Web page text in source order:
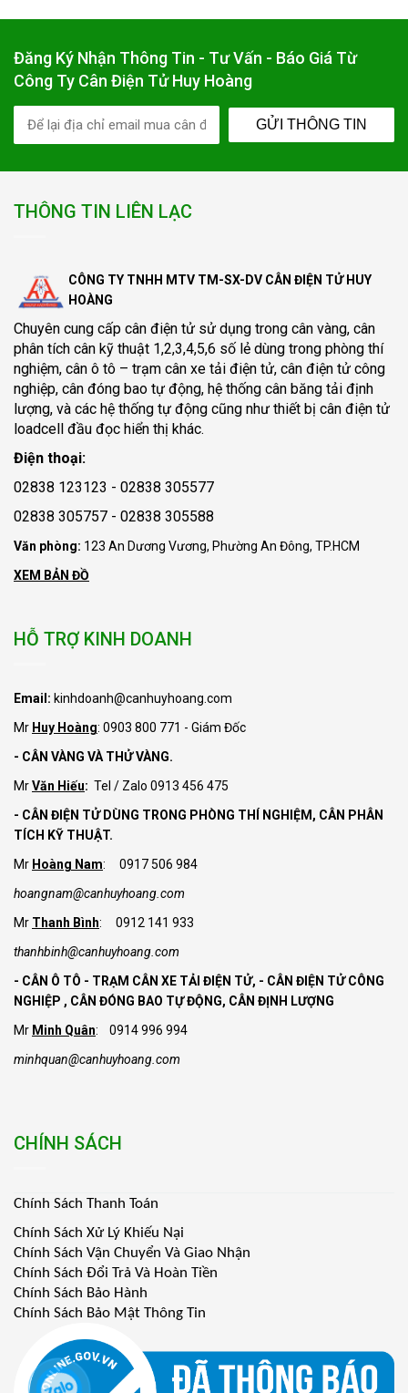
Đăng Ký Nhận Thông Tin - Tư Vấn - Báo Giá Từ
Công Ty Cân Điện Tử Huy Hoàng
GỬI THÔNG TIN
THÔNG TIN LIÊN LẠC
CÔNG TY TNHH MTV TM-SX-DV CÂN ĐIỆN TỬ HUY
HOÀNG
Chuyên cung cấp cân điện tử sử dụng trong cân vàng, cân
phân tích cân kỹ thuật 1,2,3,4,5,6 số lẻ dùng trong phòng thí
nghiệm, cân ô tô – trạm cân xe tải điện tử, cân điện tử công
nghiệp, cân đóng bao tự động, hệ thống cân băng tải định
lượng, và các hệ thống tự động cũng như thiết bị cân điện tử
loadcell đầu đọc hiển thị khác.
Điện thoại:
02838 123123 - 02838 305577
02838 305757 - 02838 305588
Văn phòng: 123 An Dương Vương, Phường An Đông, TP.HCM
XEM BẢN ĐỒ
HỖ TRỢ KINH DOANH
Email: kinhdoanh@canhuyhoang.com
Mr Huy Hoàng: 0903 800 771 - Giám Đốc
- CÂN VÀNG VÀ THỬ VÀNG.
MrVăn Hiếu: Tel / Zalo 0913 456 475
- CÂN ĐIỆN TỬ DÙNG TRONG PHÒNG THÍ NGHIỆM, CÂN PHÂN
TÍCH KỸ THUẬT.
Mr Hoàng Nam: 0917 506 984
hoangnam@canhuyhoang.com
Mr Thanh Bình: 0912 141 933
thanhbinh@canhuyhoang.com
- CÂN Ô TÔ - TRẠM CÂN XE TẢI ĐIỆN TỬ, - CÂN ĐIỆN TỬ CÔNG
NGHIỆP , CÂN ĐÓNG BAO TỰ ĐỘNG, CÂN ĐỊNH LƯỢNG
Mr Minh Quân: 0914 996 994
minhquan@canhuyhoang.com
CHÍNH SÁCH
Chính Sách Thanh Toán
Chính Sách Xử Lý Khiếu Nại
Chính Sách Vận Chuyển Và Giao Nhận
Chính Sách Đổi Trả Và Hoàn Tiền
Chính Sách Bảo Hành
Chính Sách Bảo Mật Thông Tin